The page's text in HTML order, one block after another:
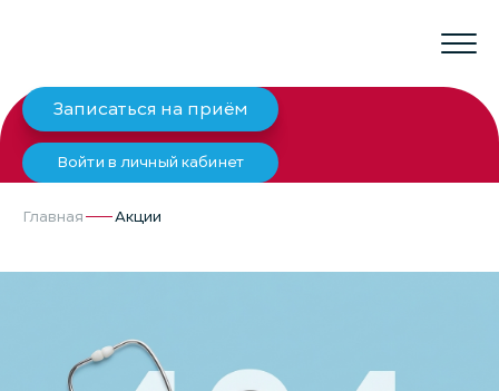
Записаться на приём
Войти в личный кабинет
Главная Акции